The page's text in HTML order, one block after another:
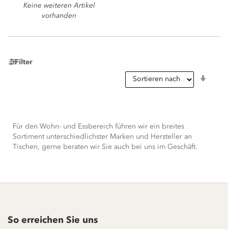
Keine weiteren Artikel
vorhanden
Filter
Für den Wohn- und Essbereich führen wir ein breites
Sortiment unterschiedlichster Marken und Hersteller an
Tischen, gerne beraten wir Sie auch bei uns im Geschäft.
So erreichen Sie uns